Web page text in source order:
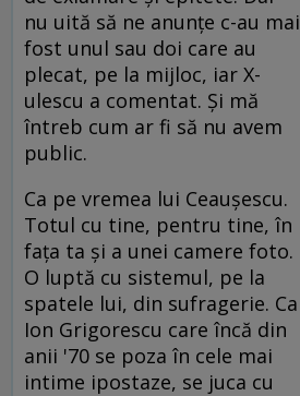
nu uită să ne anunțe c-au mai
fost unul sau doi care au
plecat, pe la mijloc, iar X-
ulescu a comentat. Și mă
întreb cum ar fi să nu avem
public.
Ca pe vremea lui Ceaușescu.
Totul cu tine, pentru tine, în
fața ta și a unei camere foto.
O luptă cu sistemul, pe la
spatele lui, din sufragerie. Ca
Ion Grigorescu care încă din
anii '70 se poza în cele mai
intime ipostaze, se juca cu